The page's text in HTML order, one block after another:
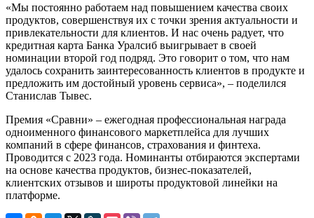
«Мы постоянно работаем над повышением качества своих
продуктов, совершенствуя их с точки зрения актуальности и
привлекательности для клиентов. И нас очень радует, что
кредитная карта Банка Уралсиб выигрывает в своей
номинации второй год подряд. Это говорит о том, что нам
удалось сохранить заинтересованность клиентов в продукте и
предложить им достойный уровень сервиса», – поделился
Станислав Тывес.
Премия «Сравни» – ежегодная профессиональная награда
одноименного финансового маркетплейса для лучших
компаний в сфере финансов, страхования и финтеха.
Проводится с 2023 года. Номинанты отбираются экспертами
на основе качества продуктов, бизнес-показателей,
клиентских отзывов и широты продуктовой линейки на
платформе.